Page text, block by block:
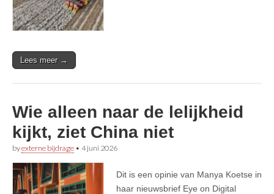
Lees meer →
Wie alleen naar de lelijkheid
kijkt, ziet China niet
byexterne bijdrage • 4 juni 2026
Dit is een opinie van Manya Koetse in
haar nieuwsbrief Eye on Digital